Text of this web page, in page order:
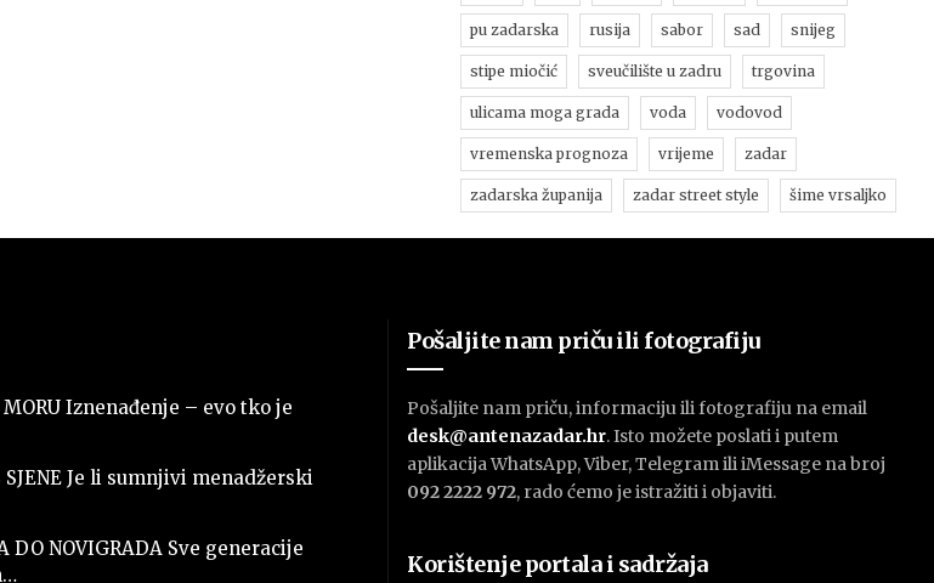
pu zadarska rusija sabor sad snijeg
stipe miočić sveučilište u zadru trgovina
ulicama moga grada voda vodovod
vremenska prognoza vrijeme zadar
zadarska županija zadar street style šime vrsaljko
MORU Iznenađenje – evo tko je
SJENE Je li sumnjivi menadžerski
DO NOVIGRADA Sve generacije
Pošaljite nam priču ili fotografiju
Pošaljite nam priču, informaciju ili fotografiju na email
desk@antenazadar.hr. Isto možete poslati i putem
aplikacija WhatsApp, Viber, Telegram ili iMessage na broj
092 2222 972, rado ćemo je istražiti i objaviti.
Korištenje portala i sadržaja